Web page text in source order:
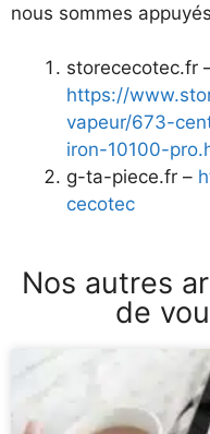
nous sommes
storececotec.fr
https://
vapeur/673-
iron-10100-
g-ta-piece.fr –
cecotec
Nos autres
de